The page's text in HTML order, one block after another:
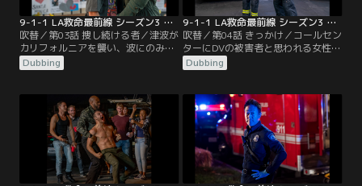
9-1-1 LA救命最前線 シーズン3 第03話／吹替
吹替／第03話 捜し続ける者／津波が
カリフォルニアを襲い、波にのみこ
まれた海辺の遊園地で市民を救出し
ようとするボビーやエディたち。そ
ァーと離れ離れになったバックは、
必死にクリストファーを捜し出そう
とするが、なかなか見つけられずに
いた。そのことを知らないエディ
は、任務中に1人の女性消防士と遭
遇する。
Dubbing
9-1-1 LA救命最前線 シーズン3 第04話／吹替
吹替／第04話 きっかけ／コールセン
ターにDVの被害者と思われる女性か
ら電話が入り、マディは手がかりを
つかむためにその夫婦のことを調べ
する日を目標に努力していた。エデ
ィは、津波に遭って以来、悪夢にう
なされるようになったクリストファ
ーを心配していた。ヘンとカレンは
妊娠の準備を進めていた。
Dubbing